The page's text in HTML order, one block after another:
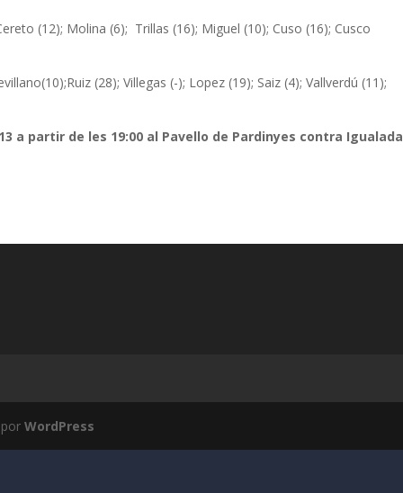
(12); Molina (6); Trillas (16); Miguel (10); Cuso (16); Cusco
(28); Villegas (-); Lopez (19); Saiz (4); Vallverdú (11);
a partir de les 19:00 al Pavello de Pardinyes contra
porWordPress